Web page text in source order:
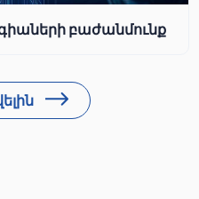
բաժանմունք